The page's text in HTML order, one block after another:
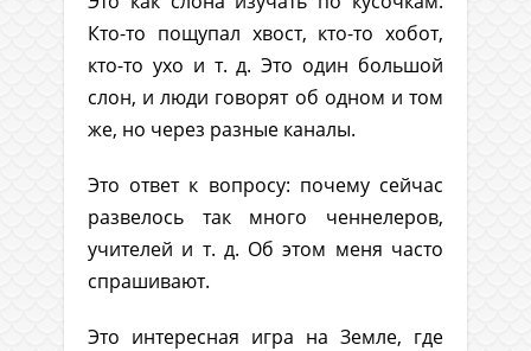
Кто-то пощупал хвост, кто-то хобот,
кто-то ухо и т. д. Это один большой
слон, и люди говорят об одном и том
же, но через разные каналы.
Это ответ к вопросу: почему сейчас
развелось так много ченнелеров,
учителей и т. д. Об этом меня часто
спрашивают.
Это интересная игра на Земле, где